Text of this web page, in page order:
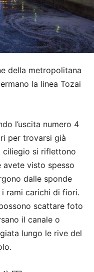
della metropolitana
la linea Tozai
l’uscita numero 4
per trovarsi già
ciliegio si riflettono
avete visto spesso
dalle sponde
i rami carichi di fiori.
scattare foto
il canale o
lungo le rive del